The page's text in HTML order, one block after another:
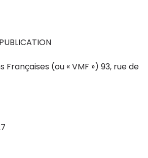
Françaises (ou « VMF ») 93, rue de